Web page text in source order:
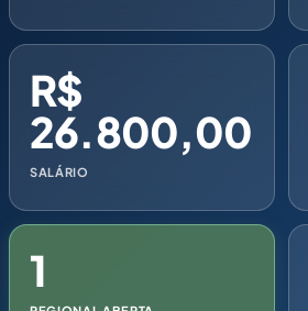
R$
26.800,00
SALÁRIO
1